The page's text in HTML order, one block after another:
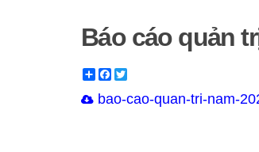
Báo cáo quản
ShareFacebook
bao-cao-quan-tri-nam-